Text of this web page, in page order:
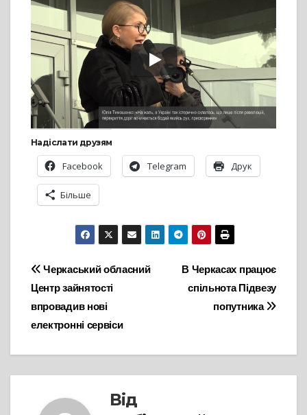
Надіслати друзям
Facebook Telegram Друк
Більше
Навігація
записів
В Черкасах працює
спільнота Підвезу
попутника
Черкаський обласний
Центр зайнятості
впровадив нові
електронні сервіси
Від